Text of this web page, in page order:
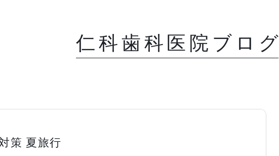
仁科歯科医院ブログ
策 夏旅行